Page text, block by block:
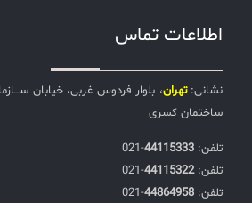
اطلاعات تماس
نشانی:تهران، بلوار فردوس غربی، خیابان
ساختمان کسری
تلفن:‌ 44115333
-021
تلفن:‌44115322
-021
تلفن:‌ 44864958
-021